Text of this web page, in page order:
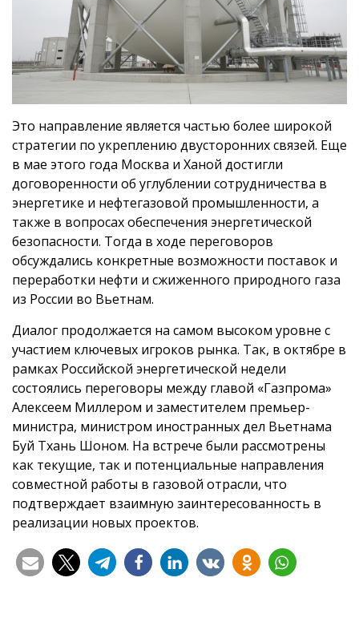
Это направление является частью более широкой
стратегии по укреплению двусторонних связей. Еще
в мае этого года Москва и Ханой достигли
договоренности об углублении сотрудничества в
энергетике и нефтегазовой промышленности, а
также в вопросах обеспечения энергетической
безопасности. Тогда в ходе переговоров
обсуждались конкретные возможности поставок и
переработки нефти и сжиженного природного газа
из России во Вьетнам.
Диалог продолжается на самом высоком уровне с
участием ключевых игроков рынка. Так, в октябре в
рамках Российской энергетической недели
состоялись переговоры между главой «Газпрома»
Алексеем Миллером и заместителем премьер-
министра, министром иностранных дел Вьетнама
Буй Тхань Шоном. На встрече были рассмотрены
как текущие, так и потенциальные направления
совместной работы в газовой отрасли, что
подтверждает взаимную заинтересованность в
реализации новых проектов.